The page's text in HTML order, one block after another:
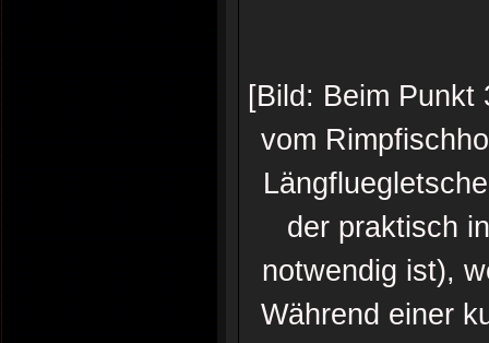
[Bild: Beim Punkt
vom
der praktisch
notwendig ist),
Während einer